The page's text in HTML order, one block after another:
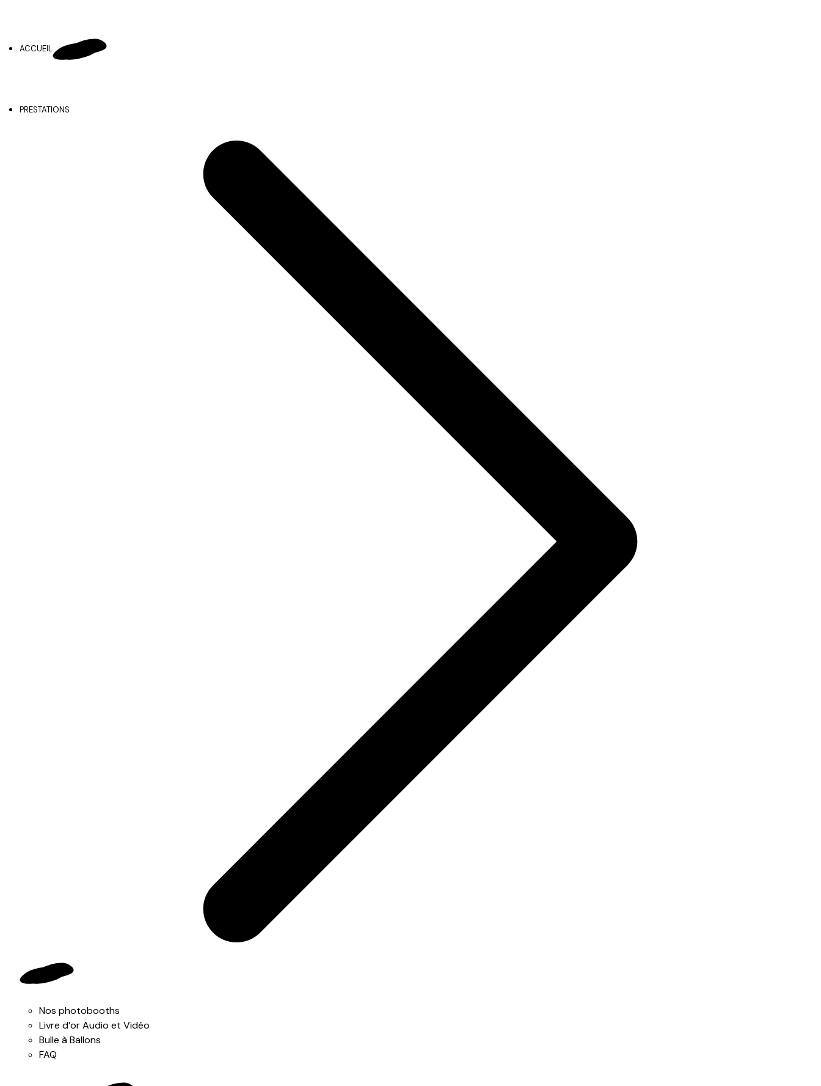
ACCUEIL
PRESTATIONS
Nos photobooths
Livre d’or Audio et Vidéo
Bulle à Ballons
FAQ